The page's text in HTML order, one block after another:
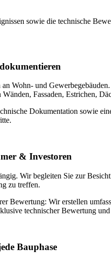
sowie die technische
Wohn- und
Fassaden, Estrichen,
Dokumentation sowie
& Investoren
Wir begleiten Sie zur
zu treffen.
Bewertung: Wir erstellen
technischer Bewertung
Bauphase